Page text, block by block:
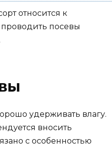
относится к
посевы
удерживать влагу.
вносить
с особенностью